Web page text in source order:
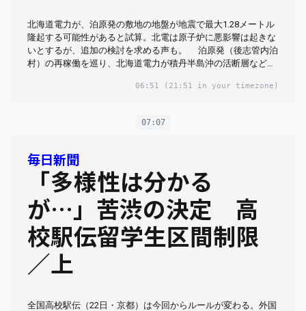
北海道電力が、泊原発の敷地の地盤が地震で最大1.28メートル
隆起する可能性があると試算。北電は原子炉に悪影響は起きな
いとするが、追加の検討を求める声も。 泊原発（後志管内泊
村）の再稼働を巡り、北海道電力が積丹半島沖の活断層など…
06:51 (21:51 in your timezone)
07:07
毎日新聞
「多様性は分かる
が…」苦渋の決定 高
校駅伝留学生区間制限
／上
全国高校駅伝（22日・京都）は今回からルールが変わる。外国